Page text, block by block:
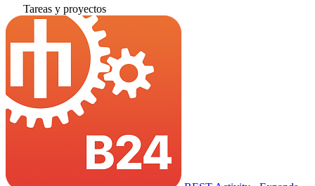
Tareas y proyectos